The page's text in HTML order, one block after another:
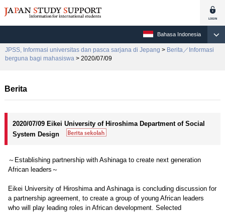
Bahasa Indonesia
JPSS, Informasi universitas dan pasca sarjana di Jepang > Berita／Informasi
berguna bagi mahasiswa > 2020/07/09
Berita
2020/07/09 Eikei University of Hiroshima Department of Social
System Design
～Establishing partnership with Ashinaga to create next generation
African leaders～
Eikei University of Hiroshima and Ashinaga is concluding discussion for
a partnership agreement, to create a group of young African leaders
who will play leading roles in African development. Selected